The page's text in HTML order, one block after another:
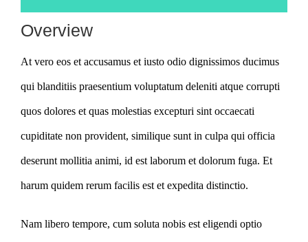
Overview
At vero eos et accusamus et iusto odio dignissimos ducimus
qui blanditiis praesentium voluptatum deleniti atque corrupti
quos dolores et quas molestias excepturi sint occaecati
cupiditate non provident, similique sunt in culpa qui officia
deserunt mollitia animi, id est laborum et dolorum fuga. Et
harum quidem rerum facilis est et expedita distinctio.
Nam libero tempore, cum soluta nobis est eligendi optio